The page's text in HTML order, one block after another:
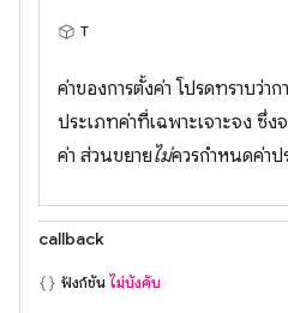
T
ค่าของการตั้งค่า โปรดทราบว่า
ประเภทค่าที่เฉพาะเจาะจง ซึ่
ค่า ส่วนขยายไม่ควรกำหนดค่า
callback
ฟังก์ชัน ไม่บังคับ